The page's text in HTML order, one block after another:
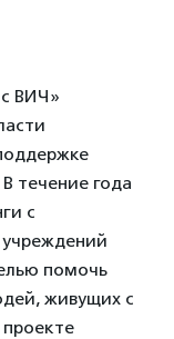
ВИЧ»
течение года
с
помочь
живущих с